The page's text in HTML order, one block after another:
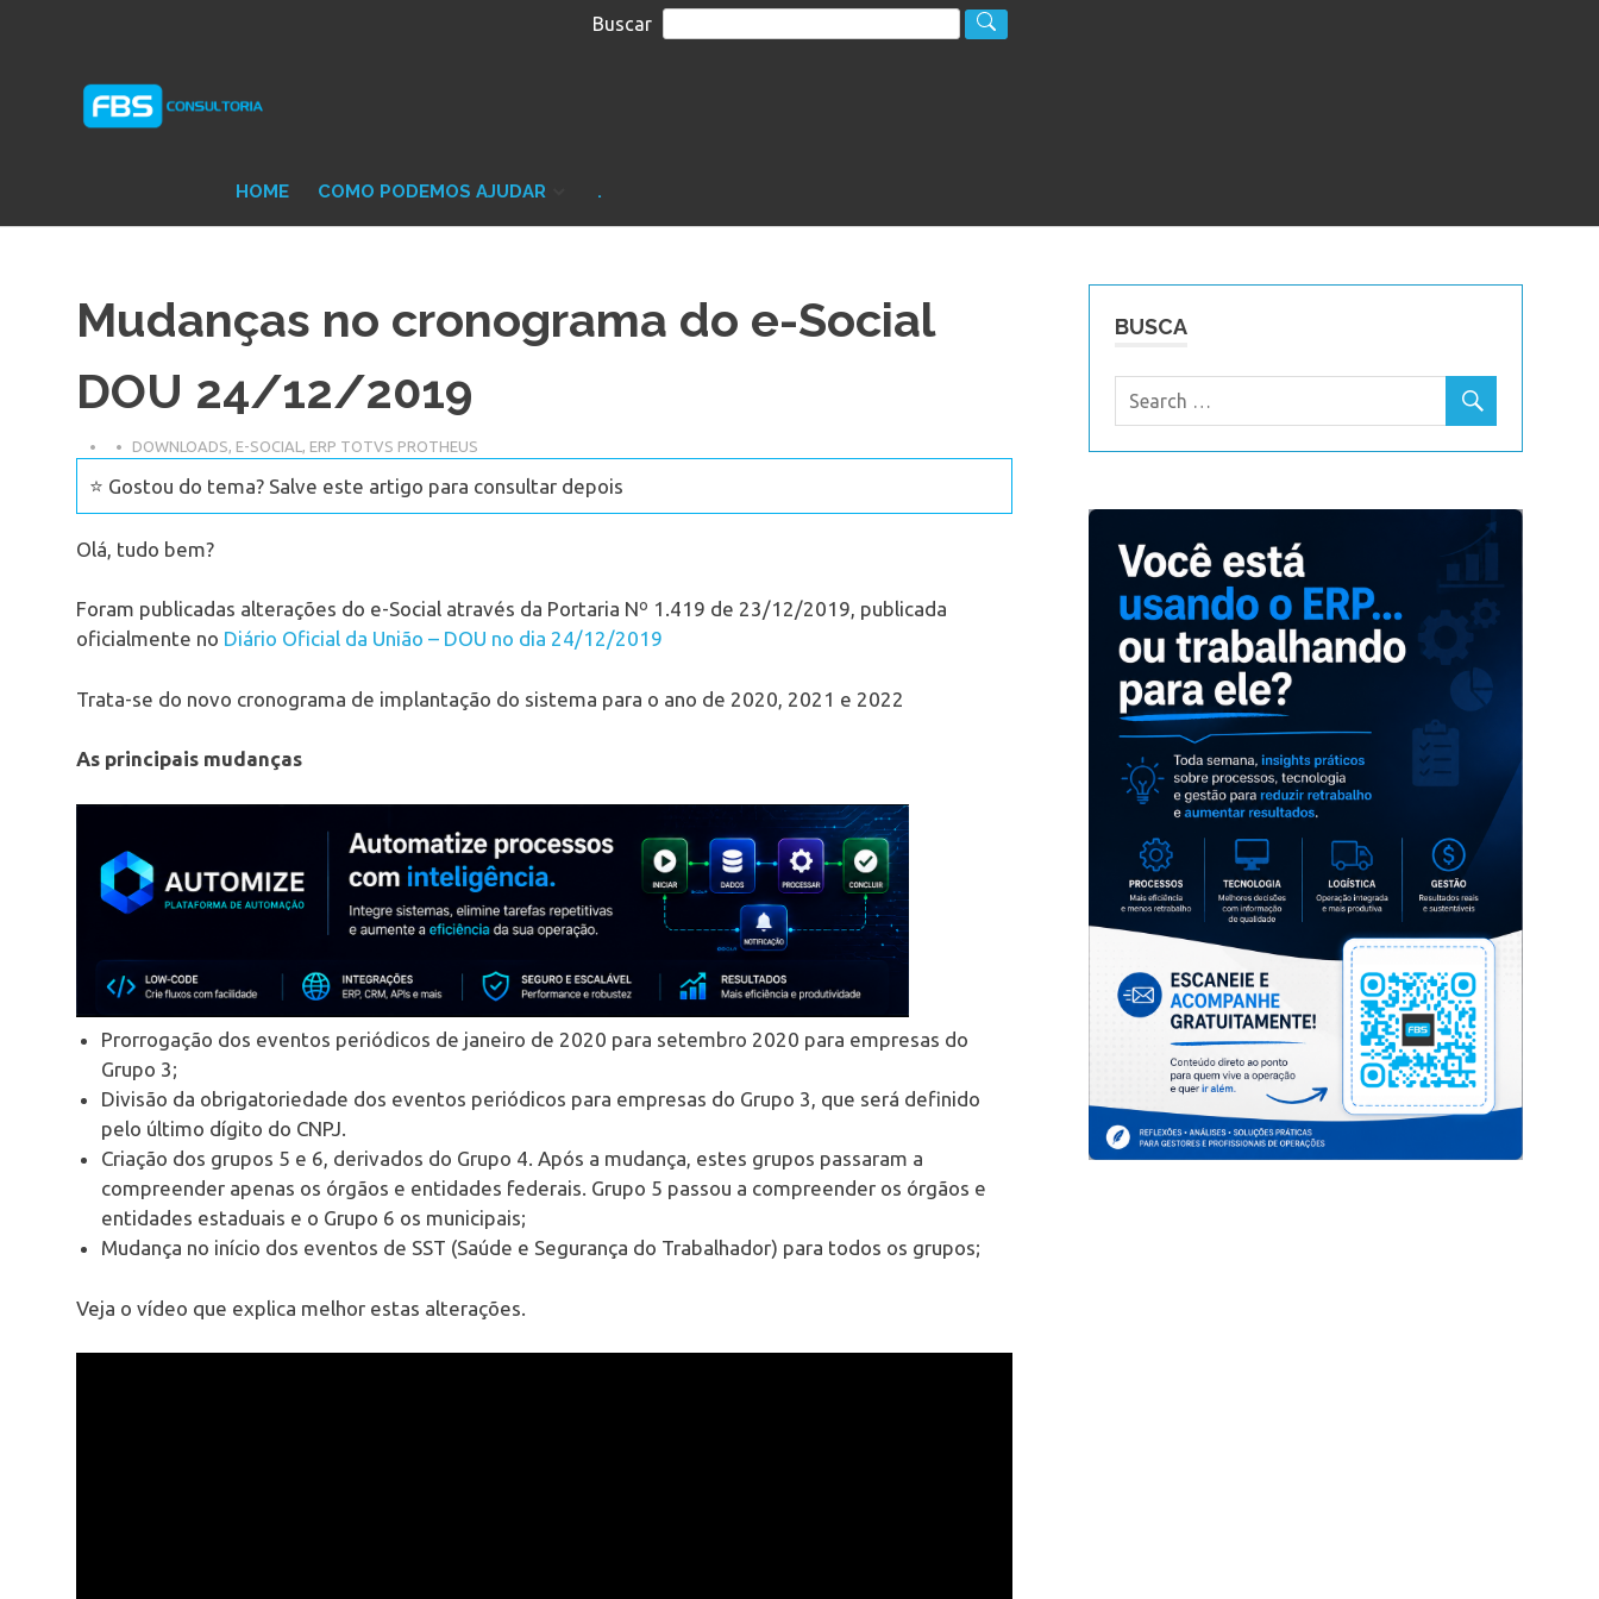
Buscar
Protheus
TOTVS
HOME COMO PODEMOS AJUDAR .
Mudanças no cronograma do e-Social
DOU 24/12/2019
DOWNLOADS E-SOCIAL ERP TOTVS PROTHEUS
⭐ Gostou do tema? Salve este artigo para consultar depois
Olá, tudo bem?
Foram publicadas alterações do e-Social através da Portaria Nº 1.419 de 23/12/2019, publicada
oficialmente no Diário Oficial da União – DOU no dia 24/12/2019
Trata-se do novo cronograma de implantação do sistema para o ano de 2020, 2021 e 2022
As principais mudanças
Prorrogação dos eventos periódicos de janeiro de 2020 para setembro 2020 para empresas do
Grupo 3;
Divisão da obrigatoriedade dos eventos periódicos para empresas do Grupo 3, que será definido
pelo último dígito do CNPJ.
Criação dos grupos 5 e 6, derivados do Grupo 4. Após a mudança, estes grupos passaram a
compreender apenas os órgãos e entidades federais. Grupo 5 passou a compreender os órgãos e
entidades estaduais e o Grupo 6 os municipais;
Mudança no início dos eventos de SST (Saúde e Segurança do Trabalhador) para todos os grupos;
Veja o vídeo que explica melhor estas alterações.
BUSCA